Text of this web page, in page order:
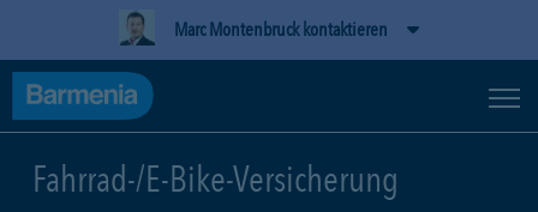
Marc Montenbruck kontaktieren
Fahrrad-/E-Bike-Versicherung